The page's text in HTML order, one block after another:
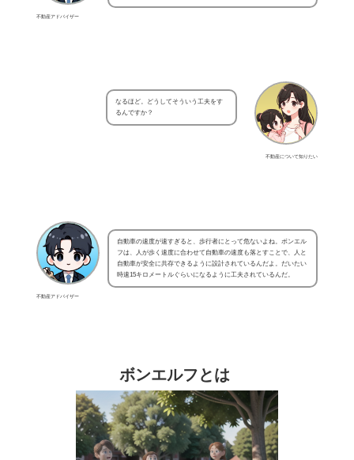
不動産アドバイザー
不動産について知りたい
なるほど。どうしてそういう工夫をす
るんですか？
不動産アドバイザー
自動車の速度が速すぎると、歩行者にとって危ないよね。ボンエル
フは、人が歩く速度に合わせて自動車の速度も落とすことで、人と
自動車が安全に共存できるように設計されているんだよ。だいたい
時速15キロメートルぐらいになるように工夫されているんだ。
ボンエルフとは